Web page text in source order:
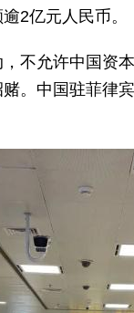
2亿元人民币。
允许中国资
。中国驻菲律